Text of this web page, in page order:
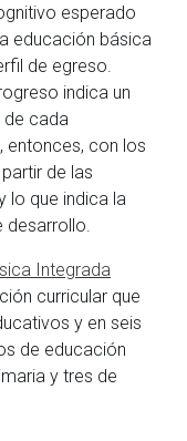
esperado
educación básica
de egreso.
indica un
de cada
entonces, con los
de las
lo que indica la
desarrollo.
Integrada
curricular que
y en seis
de educación
y tres de